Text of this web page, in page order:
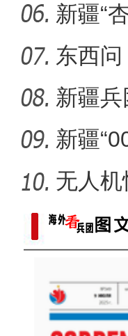
新疆“
东西
汇见证
新疆
新疆
无人